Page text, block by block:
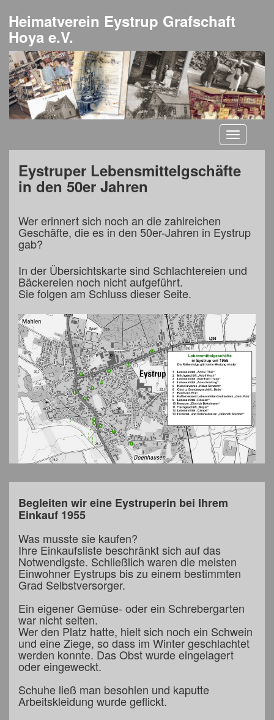
Heimatverein Eystrup Grafschaft
Hoya e.V.
Toggle
Eystruper Lebensmittelgschäfte
in den 50er Jahren
Wer erinnert sich noch an die zahlreichen
Geschäfte, die es in den 50er-Jahren in Eystrup
gab?
In der Übersichtskarte sind Schlachtereien und
Bäckereien noch nicht aufgeführt.
Sie folgen am Schluss dieser Seite.
Begleiten wir eine Eystruperin bei Ihrem
Einkauf 1955
Was musste sie kaufen?
Ihre Einkaufsliste beschränkt sich auf das
Notwendigste. Schließlich waren die meisten
Einwohner Eystrups bis zu einem bestimmten
Grad Selbstversorger.
Ein eigener Gemüse- oder ein Schrebergarten
war nicht selten.
Wer den Platz hatte, hielt sich noch ein Schwein
und eine Ziege, so dass im Winter geschlachtet
werden konnte. Das Obst wurde eingelagert
oder eingeweckt.
Schuhe ließ man besohlen und kaputte
Arbeitskleidung wurde geflickt.